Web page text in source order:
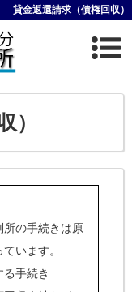
貸金返還請求（債権回収）
）
所の手続きは原
います。
る手続き